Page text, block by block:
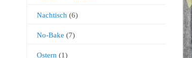
Nachtisch(6)
No-Bake (7)
Ostern (1)